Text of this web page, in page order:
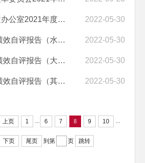
保山市搬迁安置办公室2021年度整体支出绩效自评报告 2022-05-30
2021年度项目绩效自评报告（水利水电移民安置经费项目） 2022-05-30
2021年度项目绩效自评报告（大中型水库移民行政审批中介服务经费项目） 2022-05-30
2021年度项目绩效自评报告（其他大中型水库库区基金支出经费项目） 2022-05-30
上页 1 ... 6 7 8 9 10 ...
下页 尾页 到第 页 跳转